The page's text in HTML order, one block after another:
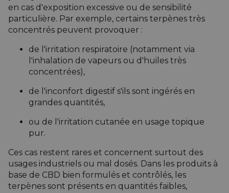
en cas d'exposition excessive ou de sensibilité
particulière. Par exemple, certains terpènes très
concentrés peuvent provoquer :
de l'irritation respiratoire (notamment via
l'inhalation de vapeurs ou d'huiles très
concentrées),
de l'inconfort digestif s'ils sont ingérés en
grandes quantités,
ou de l'irritation cutanée en usage topique
pur.
Ces cas restent rares et concernent surtout des
usages industriels ou mal dosés. Dans les produits à
base de CBD bien formulés et contrôlés, les
terpènes sont présents en quantités faibles,